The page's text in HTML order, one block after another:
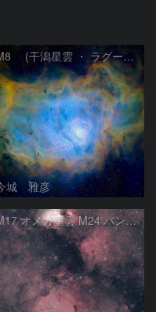
M8 (干潟星雲 ・ ラグーン（Lagoon）星雲)
城 雅彦
M17 オメガ星雲 M24 バンビの横顔 いて座